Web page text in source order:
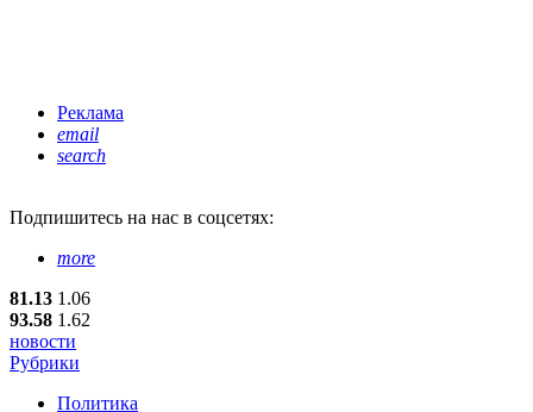
Реклама
email
search
Подпишитесь на нас в соцсетях:
more
81.13 1.06
93.58 1.62
новости
Рубрики
Политика